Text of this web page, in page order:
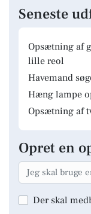
Seneste
Opsætning af
lille reol
Havemand
Hæng lampe
Opsætning af
Opret en
Der skal